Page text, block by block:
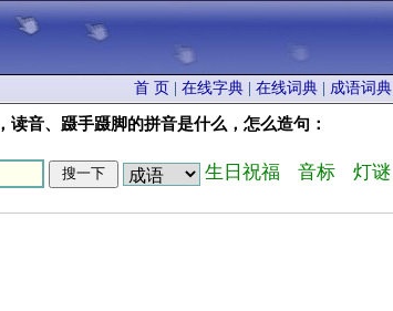
首 页 在线字典 在线词典 成语词典
，读音、蹑手蹑脚的拼音是什么，怎么造句：
生日祝福 音标 灯谜